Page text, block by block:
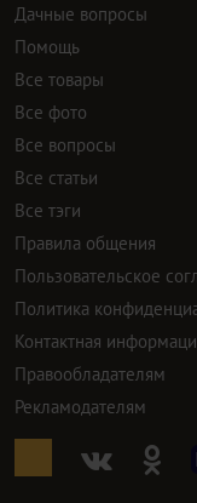
Дачные вопросы
Помощь
Все товары
Все фото
Все вопросы
Все статьи
Все тэги
Правила общения
Пользовательское
Политика
Контактная
Правообладателям
Рекламодателям